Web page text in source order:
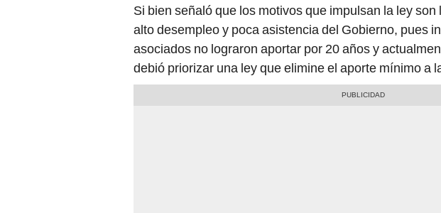
Si bien señaló que los motivos que impulsan la ley
alto desempleo y poca asistencia del Gobierno, pues
asociados no lograron aportar por 20 años y
debió priorizar una ley que elimine el aporte mínimo a